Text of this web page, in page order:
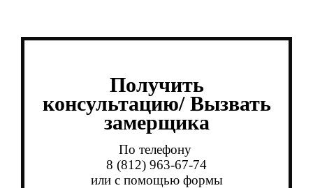
Получить
консультацию/ Вызвать
замерщика
По телефону
8 (812) 963-67-74
или с помощью формы